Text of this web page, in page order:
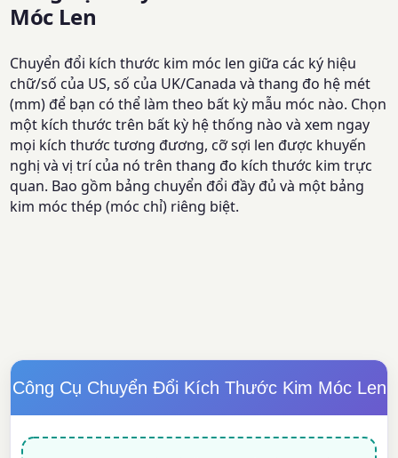
Móc Len
Chuyển đổi kích thước kim móc len giữa các ký hiệu
chữ/số của US, số của UK/Canada và thang đo hệ mét
(mm) để bạn có thể làm theo bất kỳ mẫu móc nào. Chọn
một kích thước trên bất kỳ hệ thống nào và xem ngay
mọi kích thước tương đương, cỡ sợi len được khuyến
nghị và vị trí của nó trên thang đo kích thước kim trực
quan. Bao gồm bảng chuyển đổi đầy đủ và một bảng
kim móc thép (móc chỉ) riêng biệt.
Công Cụ Chuyển Đổi Kích Thước Kim Móc Len